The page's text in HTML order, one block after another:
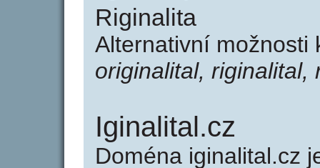
Riginalita
Alternativní
originalital, riginalital,
Iginalital.cz
Doména iginalital.cz